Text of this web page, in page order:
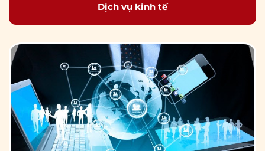
Dịch vụ kinh tế